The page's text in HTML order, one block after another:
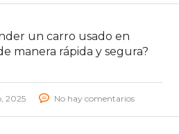
un carro usado en
manera rápida y segura?
2025 No hay comentarios